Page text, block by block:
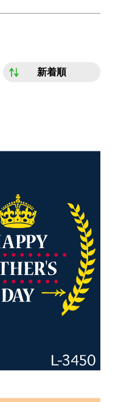
新着順